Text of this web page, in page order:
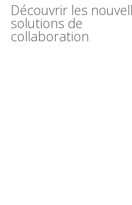
Découvrir les
solutions de
collaboration